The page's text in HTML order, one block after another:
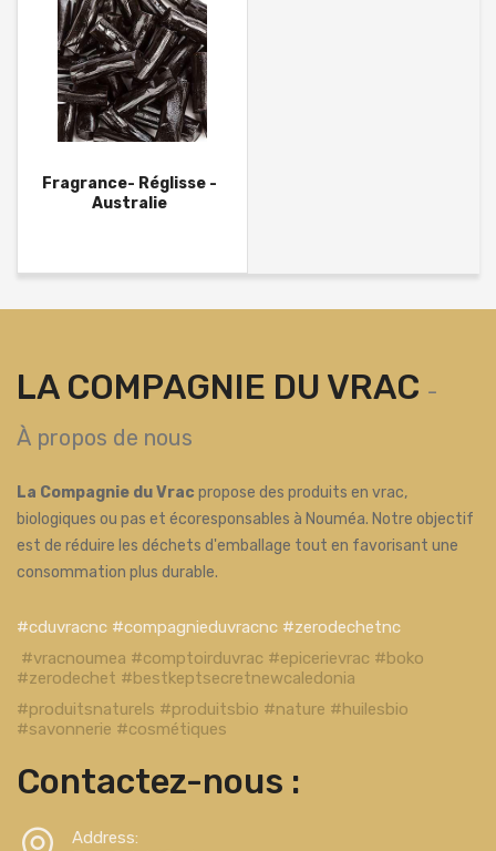
Fragrance- Réglisse -
Australie
LA COMPAGNIE DU VRAC -
À propos de nous
La Compagnie du Vrac propose des produits en vrac,
biologiques ou pas et écoresponsables à Nouméa. Notre objectif
est de réduire les déchets d'emballage tout en favorisant une
consommation plus durable.
#cduvracnc #compagnieduvracnc #zerodechetnc
#vracnoumea #comptoirduvrac #epicerievrac #boko
#zerodechet #bestkeptsecretnewcaledonia
#produitsnaturels #produitsbio #nature #huilesbio
#savonnerie #cosmétiques
Contactez-nous :
Address: